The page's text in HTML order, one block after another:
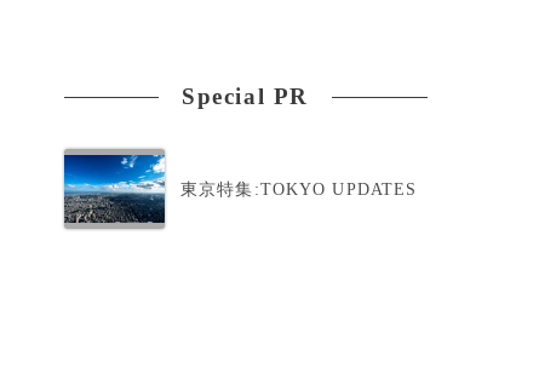
Special PR
東京特集:TOKYO UPDATES